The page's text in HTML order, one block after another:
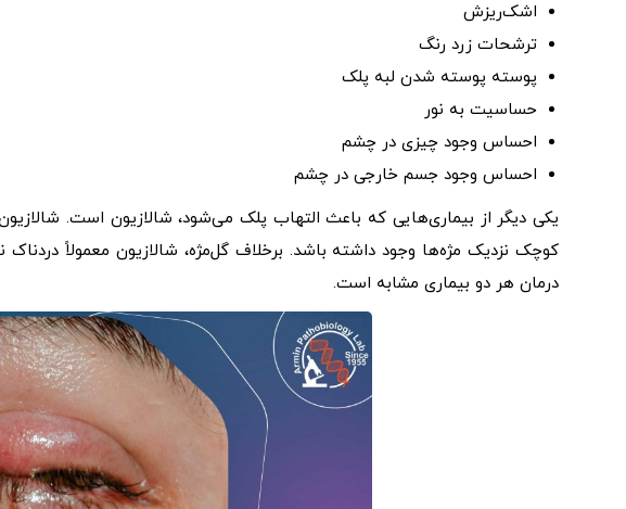
اشک‌ریزش
ترشحات زرد رنگ
پوسته پوسته شدن لبه پلک
حساسیت به نور
احساس وجود چیزی در چشم
احساس وجود جسم خارجی در چشم
یکی دیگر از بیماری‌هایی که باعث التهاب پلک می‌شود، شالازیون است.
کوچک نزدیک مژه‌ها وجود داشته باشد. برخلاف گل‌مژه، شالازیون معمولاً
درمان هر دو بیماری مشابه است.